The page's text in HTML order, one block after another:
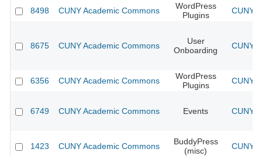
8498 CUNY Academic Commons
WordPress
Plugins
CUNY
8675 CUNY Academic Commons
User
Onboarding
CUNY
6356 CUNY Academic Commons
WordPress
Plugins
CUNY
6749 CUNY Academic Commons Events CUNY
1423 CUNY Academic Commons
BuddyPress
(misc)
CUNY